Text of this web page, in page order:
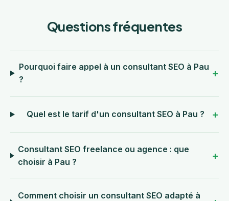
Questions fréquentes
Pourquoi faire appel à un consultant SEO à Pau
?
Quel est le tarif d'un consultant SEO à Pau ?
Consultant SEO freelance ou agence : que
choisir à Pau ?
Comment choisir un consultant SEO adapté à